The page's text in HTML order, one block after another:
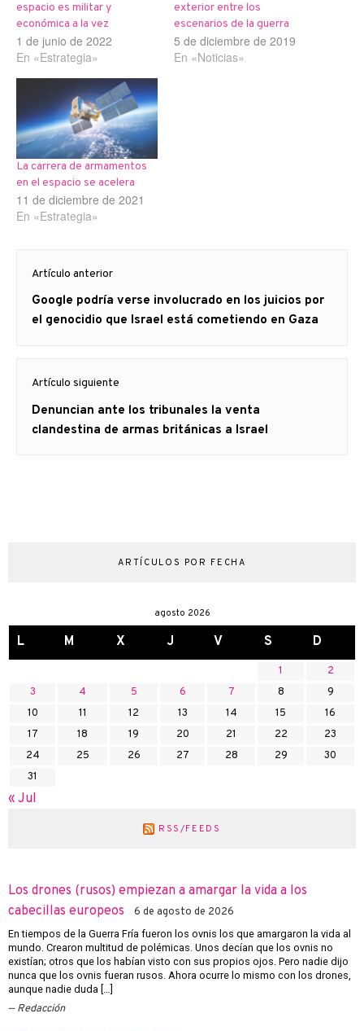
espacio es militar y
económica a la vez
1 de junio de 2022
En «Estrategia»
exterior entre los
escenarios de la guerra
5 de diciembre de 2019
En «Noticias»
La carrera de armamentos
en el espacio se acelera
11 de diciembre de 2021
En «Estrategia»
de
entradas
Artículo anterior
Artículo
anterior
Google podría verse involucrado en los juicios por
el genocidio que Israel está cometiendo en Gaza
Artículo siguiente
Artículo
siguiente:
Denuncian ante los tribunales la venta
clandestina de armas británicas a Israel
ARTÍCULOS POR FECHA
agosto 2026
L M X J V S D
1
2
3
4 5 6 7 8
9
10
11 12 13 14 15
16
17
18 19 20 21 22
23
24
25 26 27 28 29
30
31
« Jul
RSS/FEEDS
Los drones (rusos) empiezan a amargar la vida a los
cabecillas europeos
6 de agosto de 2026
En tiempos de la Guerra Fría fueron los ovnis los que amargaron la vida al
mundo. Crearon multitud de polémicas. Unos decían que los ovnis no
existían; otros que los habían visto con sus propios ojos. Pero nadie dijo
nunca que los ovnis fueran rusos. Ahora ocurre lo mismo con los drones,
aunque nadie duda […]
Redacción